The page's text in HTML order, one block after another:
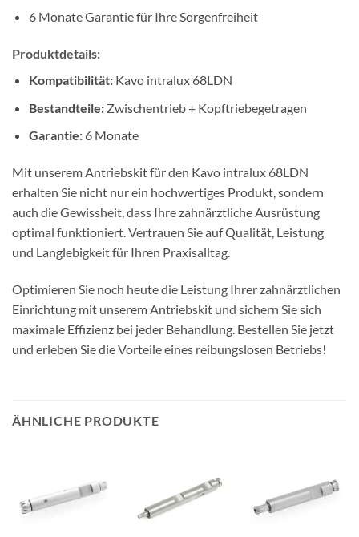
6 Monate Garantie für Ihre Sorgenfreiheit
Produktdetails:
Kompatibilität:Kavo intralux 68LDN
Bestandteile:Zwischentrieb + Kopftriebegetragen
Garantie:6 Monate
Mit unserem Antriebskit für den Kavo intralux 68LDN
erhalten Sie nicht nur ein hochwertiges Produkt, sondern
auch die Gewissheit, dass Ihre zahnärztliche Ausrüstung
optimal funktioniert. Vertrauen Sie auf Qualität, Leistung
und Langlebigkeit für Ihren Praxisalltag.
Optimieren Sie noch heute die Leistung Ihrer zahnärztlichen
Einrichtung mit unserem Antriebskit und sichern Sie sich
maximale Effizienz bei jeder Behandlung. Bestellen Sie jetzt
und erleben Sie die Vorteile eines reibungslosen Betriebs!
ÄHNLICHE PRODUKTE